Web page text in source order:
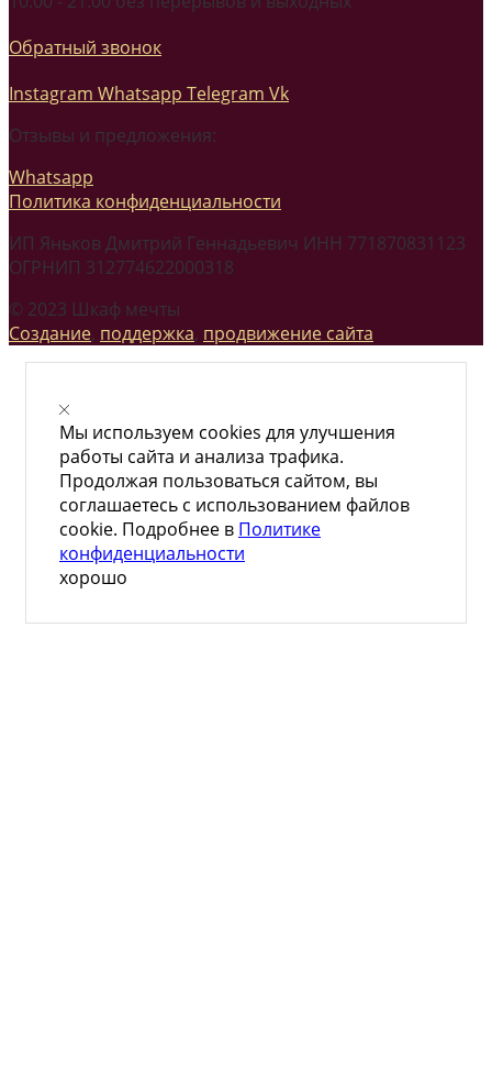
Обратный звонок
Instagram Whatsapp Telegram Vk
Отзывы и предложения:
Whatsapp
Политика конфиденциальности
ИП Яньков Дмитрий Геннадьевич ИНН 771870831123
ОГРНИП 312774622000318
© 2023 Шкаф мечты
Создание, поддержка, продвижение сайта
Мы используем cookies для улучшения
работы сайта и анализа трафика.
Продолжая пользоваться сайтом, вы
соглашаетесь с использованием файлов
cookie. Подробнее в Политике
конфиденциальности
хорошо